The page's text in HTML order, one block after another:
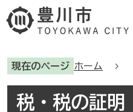
現在のページ ホーム
税・税の証明